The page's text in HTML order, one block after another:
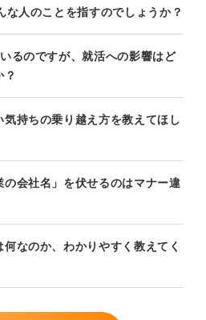
な人のことを指すのでしょうか？
るのですが、就活への影響はど
？
持ちの乗り越え方を教えてほし
の会社名」を伏せるのはマナー違
なのか、わかりやすく教えてく